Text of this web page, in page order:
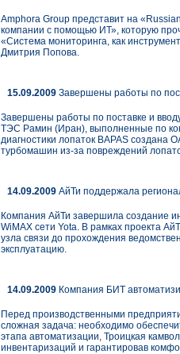
Amphora Group представит на
компании с помощью ИТ», которую
«Система мониторинга, как
Дмитрия Попова.
15.09.2009 Завершены работы по
Завершены работы по поставке и
ТЭС Рамин (Иран), выполненные по
диагностики лопаток BAPAS
турбомашин из-за повреждений
14.09.2009 АйТи поддержала
Компания АйТи завершила создание
WiMAX сети Yota. В рамках проекта
узла связи до прохождения
эксплуатацию.
14.09.2009 Компания БИТ
Перед производственными
сложная задача: необходимо
этапа автоматизации, Троицкая
инвентаризаций и гарантировав